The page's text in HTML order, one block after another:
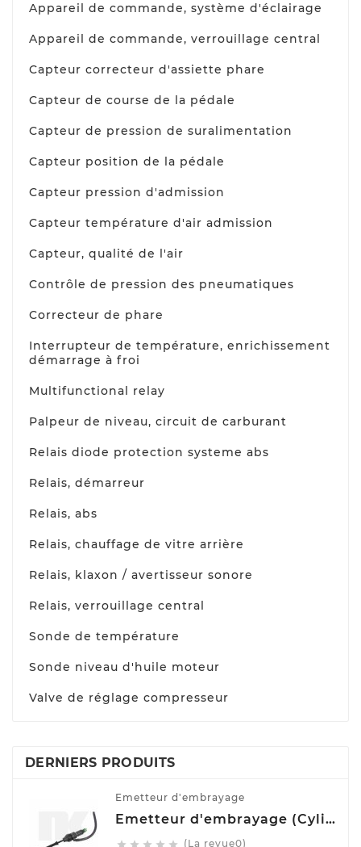
Appareil de commande, système d'éclairage
Appareil de commande, verrouillage central
Capteur correcteur d'assiette phare
Capteur de course de la pédale
Capteur de pression de suralimentation
Capteur position de la pédale
Capteur pression d'admission
Capteur température d'air admission
Capteur, qualité de l'air
Contrôle de pression des pneumatiques
Correcteur de phare
Interrupteur de température, enrichissement
démarrage à froi
Multifunctional relay
Palpeur de niveau, circuit de carburant
Relais diode protection systeme abs
Relais, démarreur
Relais, abs
Relais, chauffage de vitre arrière
Relais, klaxon / avertisseur sonore
Relais, verrouillage central
Sonde de température
Sonde niveau d'huile moteur
Valve de réglage compresseur
DERNIERS PRODUITS
Emetteur d'embrayage
Emetteur d'embrayage (Cylindre émetteur de débrayage) NK 832508
     (La revue0)